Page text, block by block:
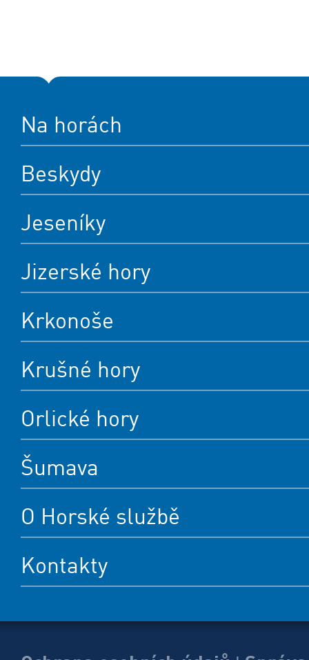
Na horách
Beskydy
Jeseníky
Jizerské hory
Krkonoše
Krušné hory
Orlické hory
Šumava
O Horské službě
Kontakty